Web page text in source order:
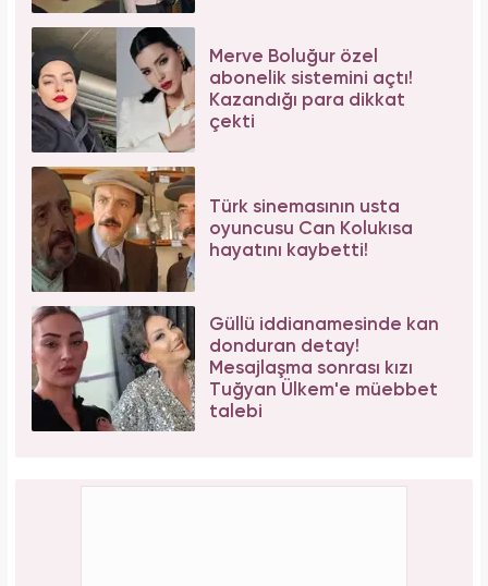
Merve Boluğur özel
abonelik sistemini açtı!
Kazandığı para dikkat
çekti
Türk sinemasının usta
oyuncusu Can Kolukısa
hayatını kaybetti!
Güllü iddianamesinde kan
donduran detay!
Mesajlaşma sonrası kızı
Tuğyan Ülkem'e müebbet
talebi